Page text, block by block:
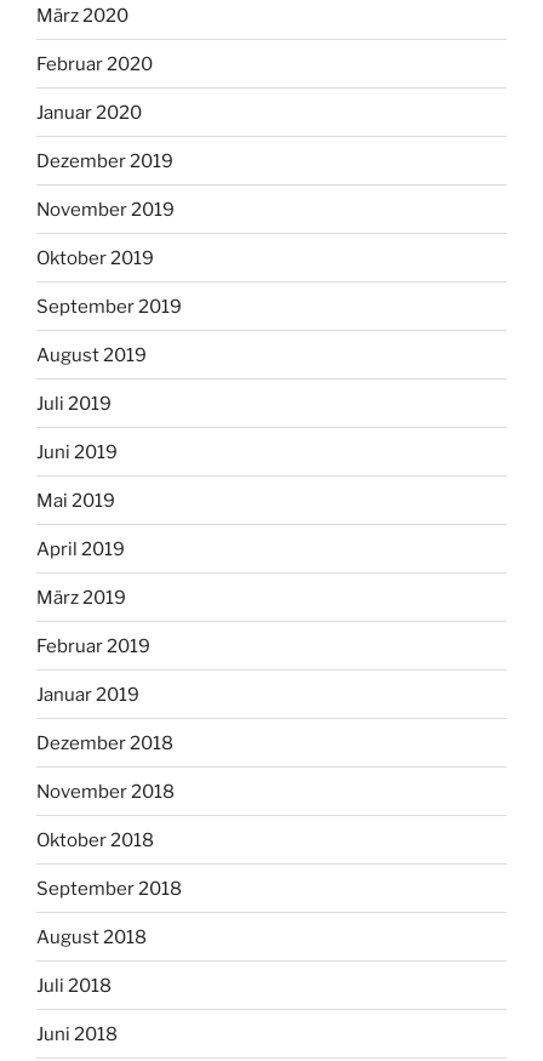
März 2020
Februar 2020
Januar 2020
Dezember 2019
November 2019
Oktober 2019
September 2019
August 2019
Juli 2019
Juni 2019
Mai 2019
April 2019
März 2019
Februar 2019
Januar 2019
Dezember 2018
November 2018
Oktober 2018
September 2018
August 2018
Juli 2018
Juni 2018